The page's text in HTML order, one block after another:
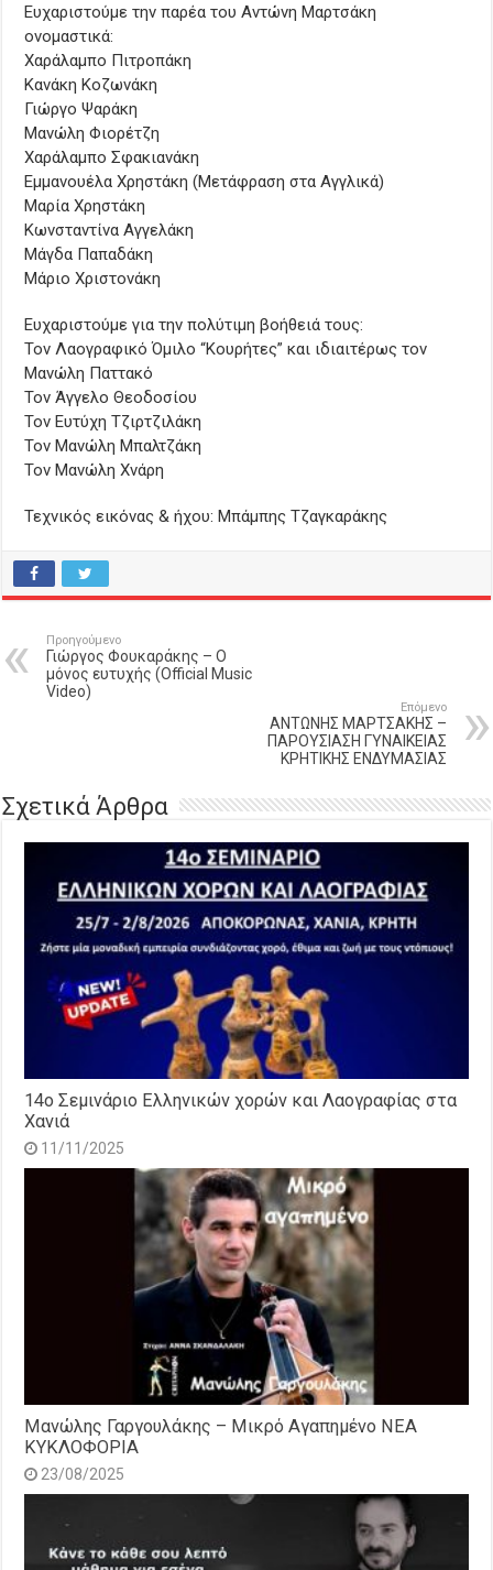
Ευχαριστούμε την παρέα του Αντώνη Μαρτσάκη
ονομαστικά:
Χαράλαμπο Πιτροπάκη
Κανάκη Κοζωνάκη
Γιώργο Ψαράκη
Μανώλη Φιορέτζη
Χαράλαμπο Σφακιανάκη
Εμμανουέλα Χρηστάκη (Μετάφραση στα Αγγλικά)
Μαρία Χρηστάκη
Κωνσταντίνα Αγγελάκη
Μάγδα Παπαδάκη
Μάριο Χριστονάκη
Ευχαριστούμε για την πολύτιμη βοήθειά τους:
Τον Λαογραφικό Όμιλο “Κουρήτες” και ιδιαιτέρως τον
Μανώλη Παττακό
Τον Άγγελο Θεοδοσίου
Τον Ευτύχη Τζιρτζιλάκη
Τον Μανώλη Μπαλτζάκη
Τον Μανώλη Χνάρη
Τεχνικός εικόνας & ήχου: Μπάμπης Τζαγκαράκης
Προηγούμενο
Γιώργος Φουκαράκης – Ο
μόνος ευτυχής (Official Music
Video)
Επόμενο
ΑΝΤΩΝΗΣ ΜΑΡΤΣΑΚΗΣ –
ΠΑΡΟΥΣΙΑΣΗ ΓΥΝΑΙΚΕΙΑΣ
ΚΡΗΤΙΚΗΣ ΕΝΔΥΜΑΣΙΑΣ
Σχετικά Άρθρα
14o Σεμινάριο Ελληνικών χορών και Λαογραφίας στα
Χανιά
11/11/2025
Μανώλης Γαργουλάκης – Μικρό Αγαπημένο NEΑ
ΚΥΚΛΟΦΟΡΙΑ
23/08/2025